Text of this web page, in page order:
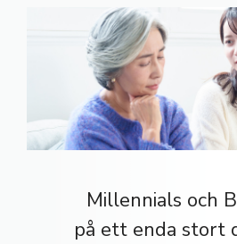
Millennials och
på ett enda stort